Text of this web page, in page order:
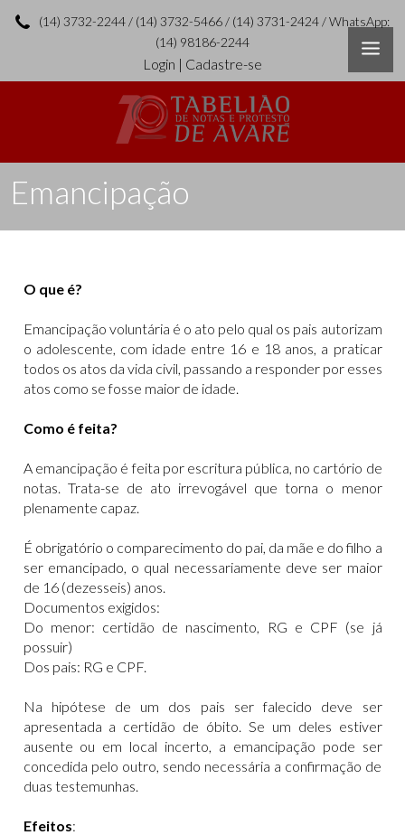
(14) 3732-2244 / (14) 3732-5466 / (14) 3731-2424 / WhatsApp:
(14) 98186-2244
Login | Cadastre-se
Emancipação
O que é?
Emancipação voluntária é o ato pelo qual os pais autorizam
o adolescente, com idade entre 16 e 18 anos, a praticar
todos os atos da vida civil, passando a responder por esses
atos como se fosse maior de idade.
Como é feita?
A emancipação é feita por escritura pública, no cartório de
notas. Trata-se de ato irrevogável que torna o menor
plenamente capaz.
É obrigatório o comparecimento do pai, da mãe e do filho a
ser emancipado, o qual necessariamente deve ser maior
de 16 (dezesseis) anos.
Documentos exigidos:
Do menor: certidão de nascimento, RG e CPF (se já
possuir)
Dos pais: RG e CPF.
Na hipótese de um dos pais ser falecido deve ser
apresentada a certidão de óbito. Se um deles estiver
ausente ou em local incerto, a emancipação pode ser
concedida pelo outro, sendo necessária a confirmação de
duas testemunhas.
Efeitos: